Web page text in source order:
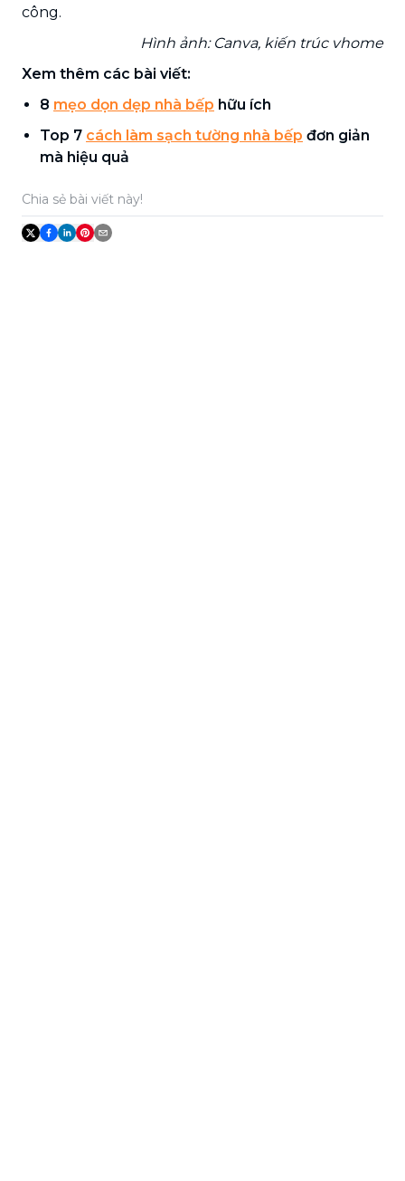
công.
Hình ảnh: Canva, kiến trúc vhome
Xem thêm các bài viết:
8 mẹo dọn dẹp nhà bếp hữu ích
Top 7 cách làm sạch tường nhà bếp đơn giản
mà hiệu quả
Chia sẻ bài viết này!